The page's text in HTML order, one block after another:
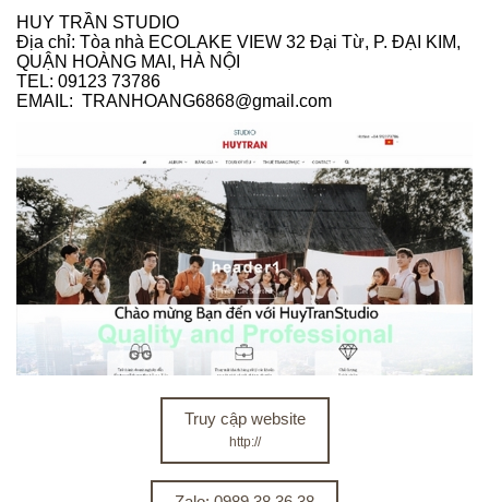
HUY TRẦN STUDIO
Địa chỉ: Tòa nhà ECOLAKE VIEW 32 Đại Từ, P. ĐẠI KIM,
QUẬN HOÀNG MAI, HÀ NỘI
TEL: 09123 73786
EMAIL: TRANHOANG6868@gmail.com
Truy cập website
http://